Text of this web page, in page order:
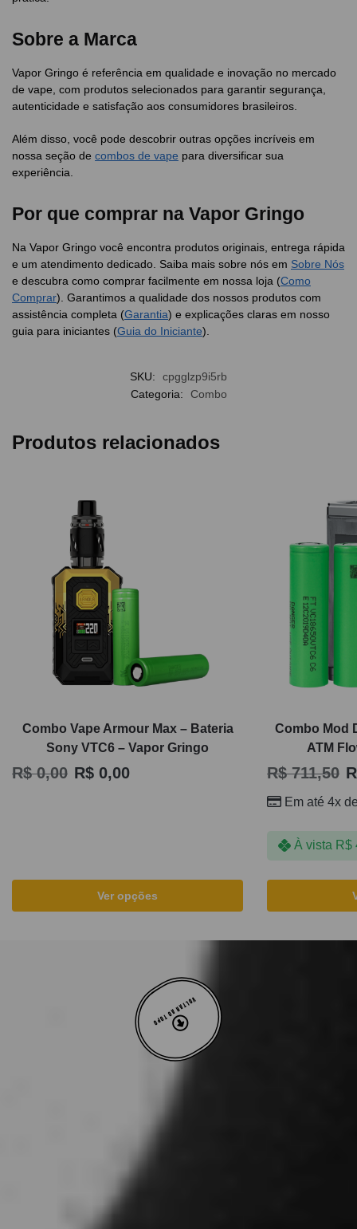
Sobre a Marca
Vapor Gringo é referência em qualidade e inovação no mercado
de vape, com produtos selecionados para garantir segurança,
autenticidade e satisfação aos consumidores brasileiros.
Além disso, você pode descobrir outras opções incríveis em
nossa seção de combos de vape para diversificar sua
experiência.
Por que comprar na Vapor Gringo
Na Vapor Gringo você encontra produtos originais, entrega rápida
e um atendimento dedicado. Saiba mais sobre nós em Sobre Nós
e descubra como comprar facilmente em nossa loja (Como
Comprar). Garantimos a qualidade dos nossos produtos com
assistência completa (Garantia) e explicações claras em nosso
guia para iniciantes (Guia do Iniciante).
SKU:
cpgglzp9i5rb
Categoria:
Combo
Produtos relacionados
Combo Vape Armour Max – Bateria
Sony VTC6 – Vapor Gringo
R$0,00 R$ 0,00
Ver opções
Combo Mod
ATM
R$711,50
Em até 4x
À vista R$
VOLTAR AO TOPO